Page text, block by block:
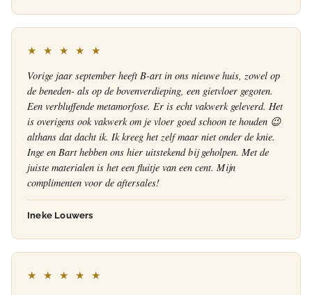
★ ★ ★ ★ ★
Vorige jaar september heeft B-art in ons nieuwe huis, zowel op
de beneden- als op de bovenverdieping, een gietvloer gegoten.
Een verbluffende metamorfose. Er is echt vakwerk geleverd. Het
is overigens ook vakwerk om je vloer goed schoon te houden 😉
althans dat dacht ik. Ik kreeg het zelf maar niet onder de knie.
Inge en Bart hebben ons hier uitstekend bij geholpen. Met de
juiste materialen is het een fluitje van een cent. Mijn
complimenten voor de aftersales!
Ineke Louwers
★ ★ ★ ★ ★